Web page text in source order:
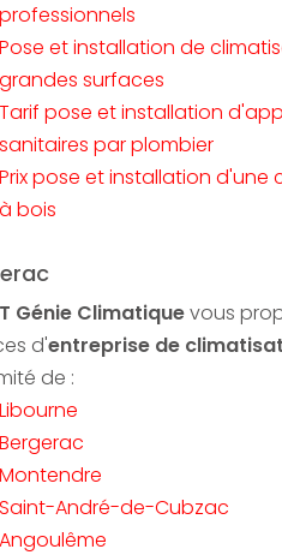
professionnels
Pose et installation de
grandes surfaces
Tarif pose et installation
sanitaires par plombier
Prix pose et installation d'une
à bois
Génie Climatiquevous
d'entreprise de
de :
Libourne
Bergerac
Montendre
Saint-André-de-Cubzac
Angoulême